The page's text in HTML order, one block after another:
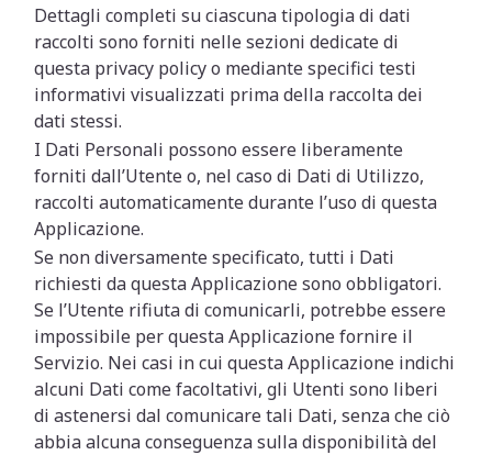
Dettagli completi su ciascuna tipologia di dati
raccolti sono forniti nelle sezioni dedicate di
questa privacy policy o mediante specifici testi
informativi visualizzati prima della raccolta dei
dati stessi.
I Dati Personali possono essere liberamente
forniti dall’Utente o, nel caso di Dati di Utilizzo,
raccolti automaticamente durante l’uso di questa
Applicazione.
Se non diversamente specificato, tutti i Dati
richiesti da questa Applicazione sono obbligatori.
Se l’Utente rifiuta di comunicarli, potrebbe essere
impossibile per questa Applicazione fornire il
Servizio. Nei casi in cui questa Applicazione indichi
alcuni Dati come facoltativi, gli Utenti sono liberi
di astenersi dal comunicare tali Dati, senza che ciò
abbia alcuna conseguenza sulla disponibilità del